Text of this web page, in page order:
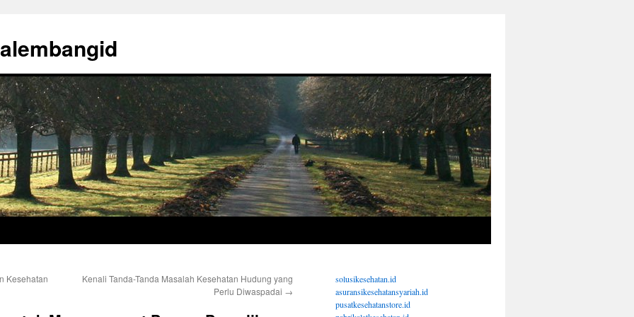
Kesehatan
Kenali Tanda-Tanda Masalah Kesehatan Hudung yang
Perlu Diwaspadai →
solusikesehatan.id
asuransikesehatansyariah.id
pusatkesehatanstore.id